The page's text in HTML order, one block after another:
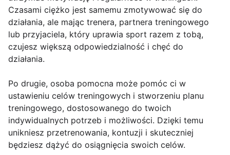
Czasami ciężko jest samemu zmotywować się do
działania, ale mając trenera, partnera treningowego
lub przyjaciela, który uprawia sport razem z tobą,
czujesz większą odpowiedzialność i chęć do
działania.
Po drugie, osoba pomocna może pomóc ci w
ustawieniu celów treningowych i stworzeniu planu
treningowego, dostosowanego do twoich
indywidualnych potrzeb i możliwości. Dzięki temu
unikniesz przetrenowania, kontuzji i skuteczniej
będziesz dążyć do osiągnięcia swoich celów.